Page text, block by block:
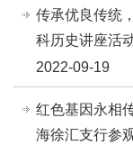
传承优良传统
科历史讲座活
2022-09-19
红色基因永相
海徐汇支行参